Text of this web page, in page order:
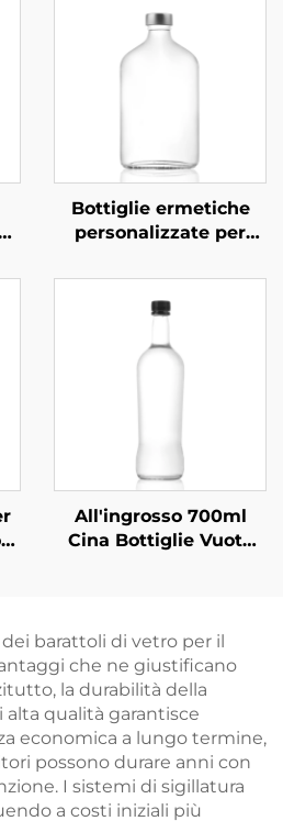
Bottiglie ermetiche
personalizzate per
succo e bevande da
270 ml, 350 ml e 530
All'ingrosso 700ml
Cina Bottiglie Vuote
barattoli di vetro per il
che ne giustificano
la durabilità della
qualità garantisce
economica a lungo termine,
possono durare anni con
I sistemi di sigillatura
a costi iniziali più